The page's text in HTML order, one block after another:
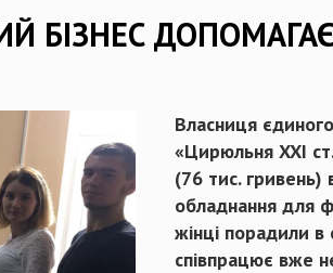
БІЗНЕС
Власниця
«Цирюльня XXI
(76 тис. гривень)
обладнання для
жінці порадили
співпрацює вже